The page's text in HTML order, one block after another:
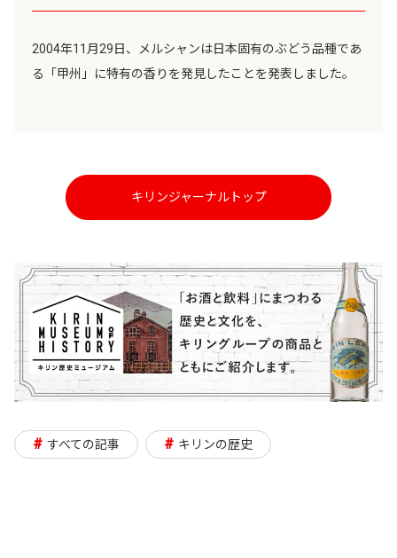
2004年11月29日、メルシャンは日本固有のぶどう品種であ
る「甲州」に特有の香りを発見したことを発表しました。
キリンジャーナルトップ
# すべての記事 # キリンの歴史